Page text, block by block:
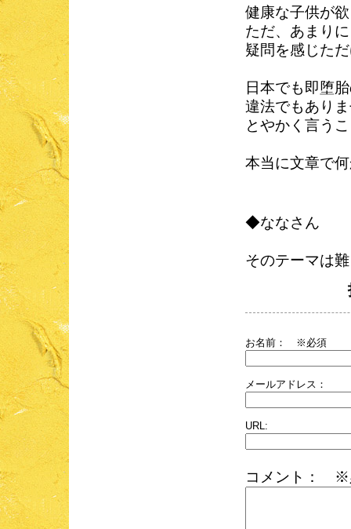
健康な子供が
ただ、あまり
疑問を感じた
日本でも即堕
違法でもあり
とやかく言う
本当に文章で
◆ななさん
そのテーマは
お名前： ※必須
メールアドレス：
URL:
コメント： ※